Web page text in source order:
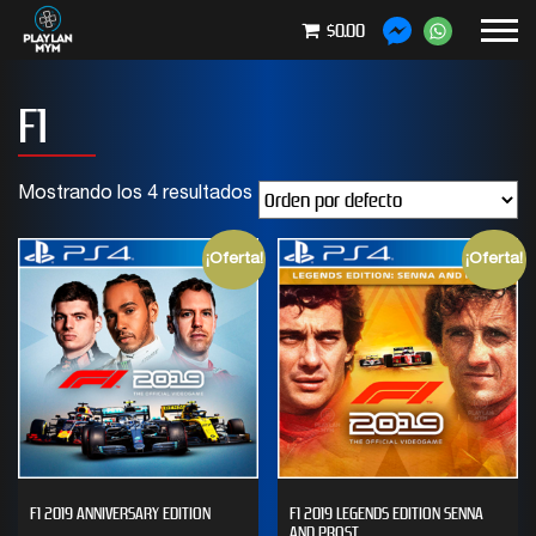
$0.00
F1
Mostrando los 4 resultados
¡Oferta!
F1 2019 ANNIVERSARY EDITION
¡Oferta!
F1 2019 LEGENDS EDITION SENNA
AND PROST